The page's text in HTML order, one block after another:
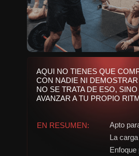
AQUI NO TIENES QUE
CON NADIE NI
NO SE TRATA DE ESO, SINO
AVANZAR A TU PROPIO
EN RESUMEN:
Apto
La
Enfoque